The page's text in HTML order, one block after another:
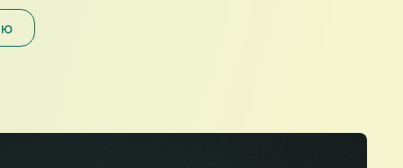
виглядали гості, які більше перебували з
шлях до воріт Романа Данковича. Надійно зігравши